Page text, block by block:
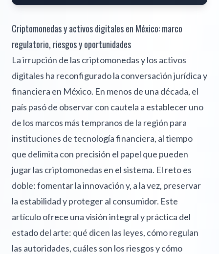
Criptomonedas y activos digitales en México: marco
regulatorio, riesgos y oportunidades
La irrupción de las criptomonedas y los activos
digitales ha reconfigurado la conversación jurídica y
financiera en México. En menos de una década, el
país pasó de observar con cautela a establecer uno
de los marcos más tempranos de la región para
instituciones de tecnología financiera, al tiempo
que delimita con precisión el papel que pueden
jugar las criptomonedas en el sistema. El reto es
doble: fomentar la innovación y, a la vez, preservar
la estabilidad y proteger al consumidor. Este
artículo ofrece una visión integral y práctica del
estado del arte: qué dicen las leyes, cómo regulan
las autoridades, cuáles son los riesgos y cómo